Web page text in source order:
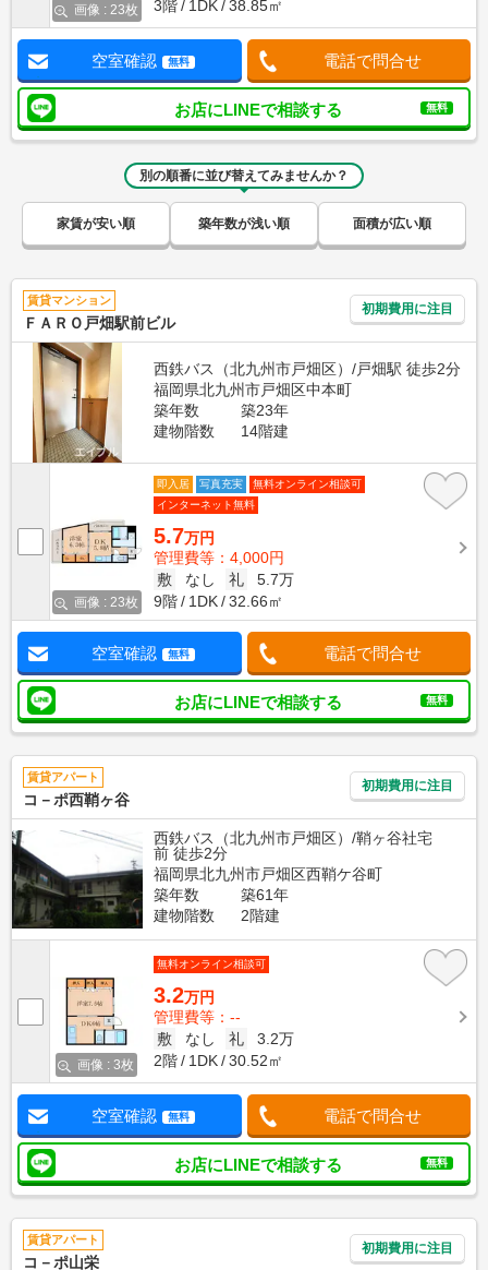
画像 : 23枚 3階 1DK 38.85㎡
空室確認 無料 電話で問合せ
お店にLINEで相談する 無料
別の順番に並び替えてみませんか？
家賃が安い順 築年数が浅い順 面積が広い順
賃貸マンション
ＦＡＲＯ戸畑駅前ビル
初期費用に注目
西鉄バス（北九州市戸畑区）/戸畑駅 徒歩2分
福岡県北九州市戸畑区中本町
築年数
築23年
建物階数
14階建
画像 : 23枚
即入居 写真充実
無料オンライン相談可
インターネット無料
5.7万円
管理費等：4,000円
敷
なし 礼
5.7万
9階
1DK 32.66㎡
空室確認 無料 電話で問合せ
お店にLINEで相談する 無料
賃貸アパート
コ－ポ西鞘ヶ谷
初期費用に注目
西鉄バス（北九州市戸畑区）/鞘ヶ谷社宅
前 徒歩2分
福岡県北九州市戸畑区西鞘ケ谷町
築年数
築61年
建物階数
2階建
画像 : 3枚
無料オンライン相談可
3.2万円
管理費等：--
敷
なし 礼
3.2万
2階
1DK 30.52㎡
空室確認 無料 電話で問合せ
お店にLINEで相談する 無料
賃貸アパート
コ－ポ山栄
初期費用に注目